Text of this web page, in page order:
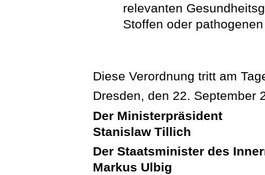
relevanten
Stoffen oder
Diese Verordnung tritt am
Dresden, den 22. September
Der Ministerpräsident
Stanislaw Tillich
Der Staatsminister des
Markus Ulbig